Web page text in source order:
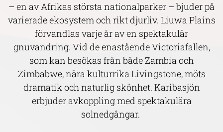
– en av Afrikas största nationalparker – bjuder på
varierade ekosystem och rikt djurliv. Liuwa Plains
förvandlas varje år av en spektakulär
gnuvandring. Vid de enastående Victoriafallen,
som kan besökas från både Zambia och
Zimbabwe, nära kulturrika Livingstone, möts
dramatik och naturlig skönhet. Karibasjön
erbjuder avkoppling med spektakulära
solnedgångar.